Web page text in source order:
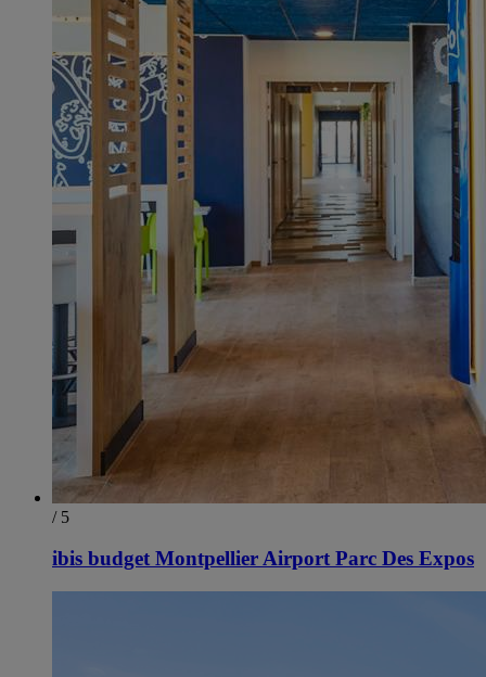
/ 5
ibis budget Montpellier Airport Parc Des Expos